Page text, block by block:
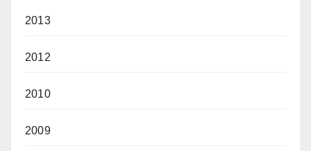
2013
2012
2010
2009